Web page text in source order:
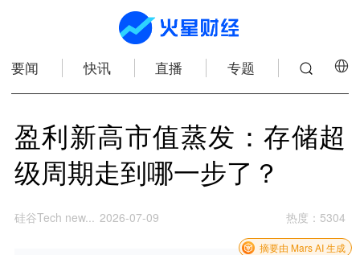
要闻 快讯 直播 专题
盈利新高市值蒸发：存储超
级周期走到哪一步了？
硅谷Tech new... 2026-07-09 热度 ： 5304
摘要由 Mars AI 生成